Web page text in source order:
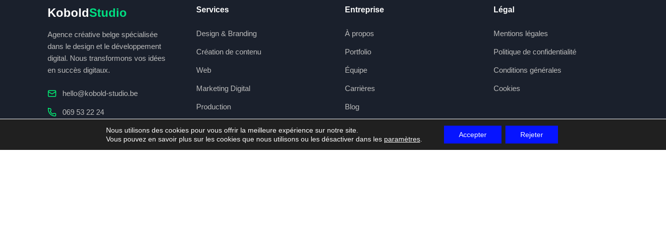
KoboldStudio
Agence créative belge spécialisée
dans le design et le développement
digital. Nous transformons vos idées
en succès digitaux.
hello@kobold-studio.be
069 53 22 24
Rue madame 14
7500 Tournai, Belgique
Services
Design & Branding
Création de contenu
Web
Marketing Digital
Production
Entreprise
À propos
Portfolio
Équipe
Carrières
Blog
Légal
Mentions légales
Politique de confidentialité
Conditions générales
Cookies
Nous utilisons des cookies pour vous offrir la meilleure expérience sur notre site.
Vous pouvez en savoir plus sur les cookies que nous utilisons ou les désactiver dans les paramètres.
Accepter Rejeter